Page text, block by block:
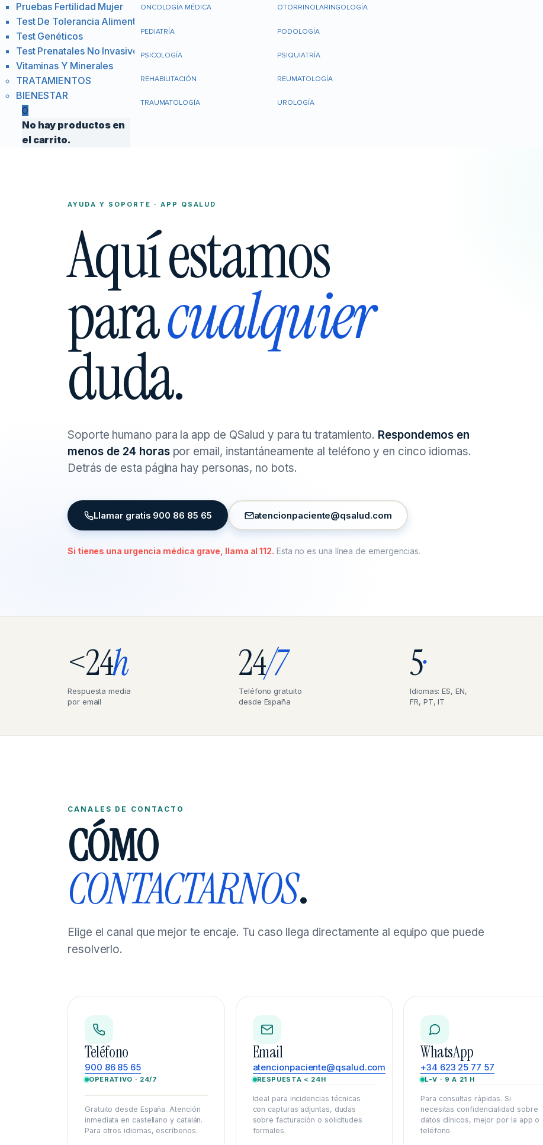
ONCOLOGÍA MÉDICA OTORRINOLARINGOLOGÍA
PEDIATRÍA PODOLOGÍA
PSICOLOGÍA PSIQUIATRÍA
REHABILITACIÓN REUMATOLOGÍA
TRAUMATOLOGÍA UROLOGÍA
Pruebas Fertilidad Mujer
Test De Tolerancia Alimentaria
Test Genéticos
Test Prenatales No Invasivos
Vitaminas Y Minerales
TRATAMIENTOS
BIENESTAR
0
No hay productos en
el carrito.
AYUDA Y SOPORTE · APP QSALUD
Aquí estamos
paracualquier
duda.
Soporte humano para la app de QSalud y para tu tratamiento. Respondemos en
menos de 24 horaspor email, instantáneamente al teléfono y en cinco idiomas.
Detrás de esta página hay personas, no bots.
Llamar gratis 900 86 85 65 atencionpaciente@qsalud.com
Si tienes una urgencia médica grave, llama al 112. Esta no es una línea de emergencias.
<24h
Respuesta media
por email
24/7
Teléfono gratuito
desde España
5·
Idiomas: ES, EN,
FR, PT, IT
CANALES DE CONTACTO
CÓMO
CONTACTARNOS.
Elige el canal que mejor te encaje. Tu caso llega directamente al equipo que puede
resolverlo.
Teléfono
900 86 85 65
OPERATIVO · 24/7
Gratuito desde España. Atención
inmediata en castellano y catalán.
Para otros idiomas, escríbenos.
Email
atencionpaciente@qsalud.com
RESPUESTA < 24H
Ideal para incidencias técnicas
con capturas adjuntas, dudas
sobre facturación o solicitudes
formales.
WhatsApp
+34 623 25 77 57
L-V · 9 A 21 H
Para consultas rápidas. Si
necesitas confidencialidad sobre
datos clínicos, mejor por la app o
teléfono.